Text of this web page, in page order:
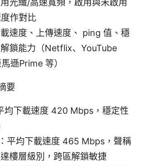
光纖/高速寬頻，啟用與未啟用
作對比
速度、上傳速度、 ping 值、穩
鎖能力（Netflix、YouTube
遜Prime 等）
要
均下載速度 420 Mbps，穩定性
平均下載速度 465 Mbps，聲稱
樓層級別，跨區解鎖敏捷